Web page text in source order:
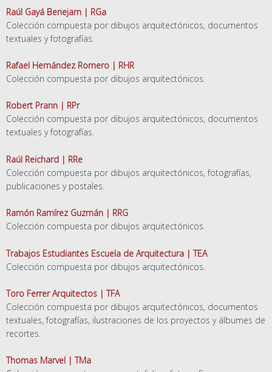
Raúl Gayá Benejam | RGa
Colección compuesta por dibujos arquitectónicos, documentos
textuales y fotografías.
Rafael Hernández Romero | RHR
Colección compuesta por dibujos arquitectónicos.
Robert Prann | RPr
Colección compuesta por dibujos arquitectónicos, documentos
textuales y fotografías.
Raúl Reichard | RRe
Colección compuesta por dibujos arquitectónicos, fotografías,
publicaciones y postales.
Ramón Ramírez Guzmán | RRG
Colección compuesta por dibujos arquitectónicos.
Trabajos Estudiantes Escuela de Arquitectura | TEA
Colección compuesta por dibujos arquitectónicos.
Toro Ferrer Arquitectos | TFA
Colección compuesta por dibujos arquitectónicos, documentos
textuales, fotografías, ilustraciones de los proyectos y álbumes de
recortes.
Thomas Marvel | TMa